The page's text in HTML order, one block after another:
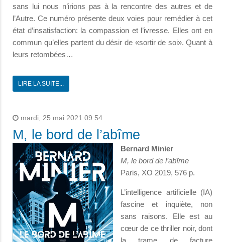
sans lui nous n’irions pas à la rencontre des autres et de
l’Autre. Ce numéro présente deux voies pour remédier à cet
état d’insatisfaction: la compassion et l’ivresse. Elles ont en
commun qu’elles partent du désir de «sortir de soi». Quant à
leurs retombées…
LIRE LA SUITE...
mardi, 25 mai 2021 09:54
M, le bord de l’abîme
Bernard Minier
M, le bord de l’abîme
Paris, XO 2019, 576 p.
L’intelligence artificielle (IA)
fascine et inquiète, non
sans raisons. Elle est au
cœur de ce thriller noir, dont
la trame de facture